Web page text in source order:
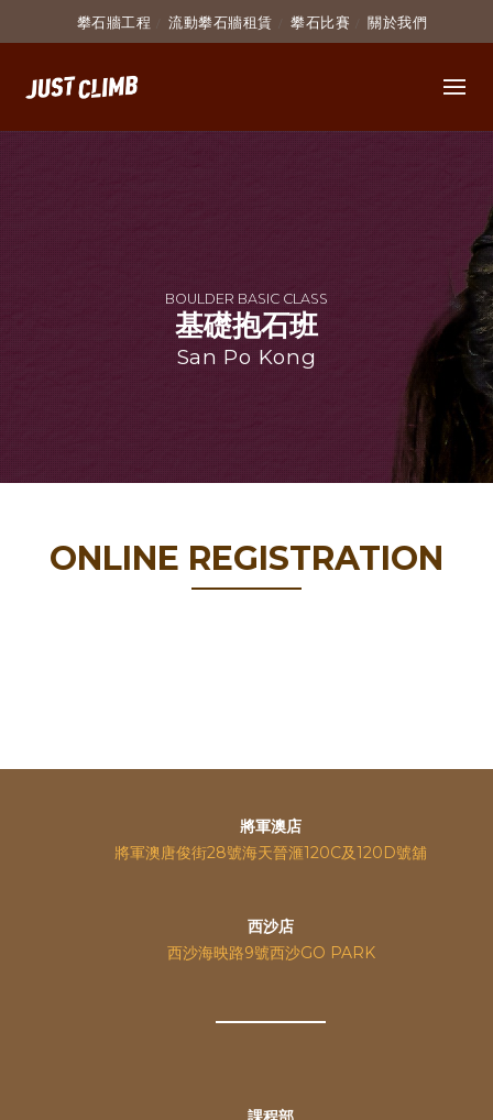
攀石牆工程 流動攀石牆租賃 攀石比賽 關於我們
BOULDER BASIC CLASS
基礎抱石班
San Po Kong
ONLINE REGISTRATION
將軍澳店
將軍澳唐俊街28號海天晉滙120C及120D號舖
西沙店
西沙海映路9號西沙GO PARK